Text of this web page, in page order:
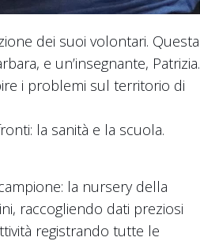
dei suoi volontari. Questa
e un’insegnante, Patrizia.
i problemi sul territorio di
la sanità e la scuola.
la nursery della
raccogliendo dati preziosi
registrando tutte le